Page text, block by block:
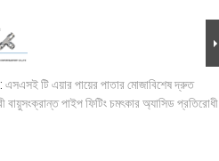
এসএসই টি এয়ার পায়ের পাতার মোজাবিশেষ দ্রুত
বায়ুসংক্রান্ত পাইপ ফিটিং চমৎকার অ্যাসিড প্রতিরোধী